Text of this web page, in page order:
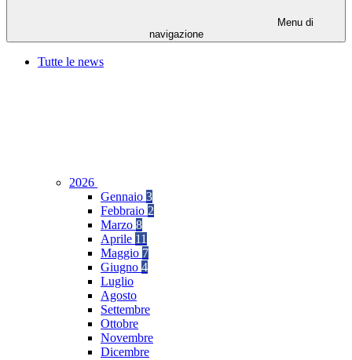
Menu di
navigazione
Tutte le news
2026
Gennaio 3
Febbraio 2
Marzo 8
Aprile 11
Maggio 7
Giugno 4
Luglio
Agosto
Settembre
Ottobre
Novembre
Dicembre